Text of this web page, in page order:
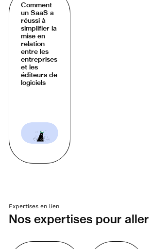
Comment
un SaaS a
réussi à
simplifier la
mise en
relation
entre les
entreprises
et les
éditeurs de
logiciels
Expertises en lien
Nos expertises pour